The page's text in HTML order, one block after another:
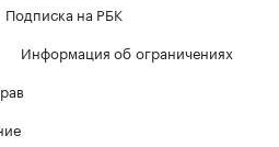
Подписка на РБК
Информация об ограничениях